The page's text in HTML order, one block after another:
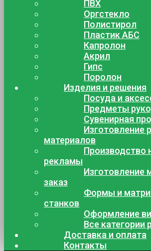
ПВХ
Оргстекло
Полистирол
Пластик АБС
Капролон
Акрил
Гипс
Поролон
Изделия и решения
Посуда и
Предметы
Сувенирная
Изготовление
материалов
Производство
рекламы
Изготовление
заказ
Формы и
станков
Оформление
Все категории
Доставка и оплата
Контакты